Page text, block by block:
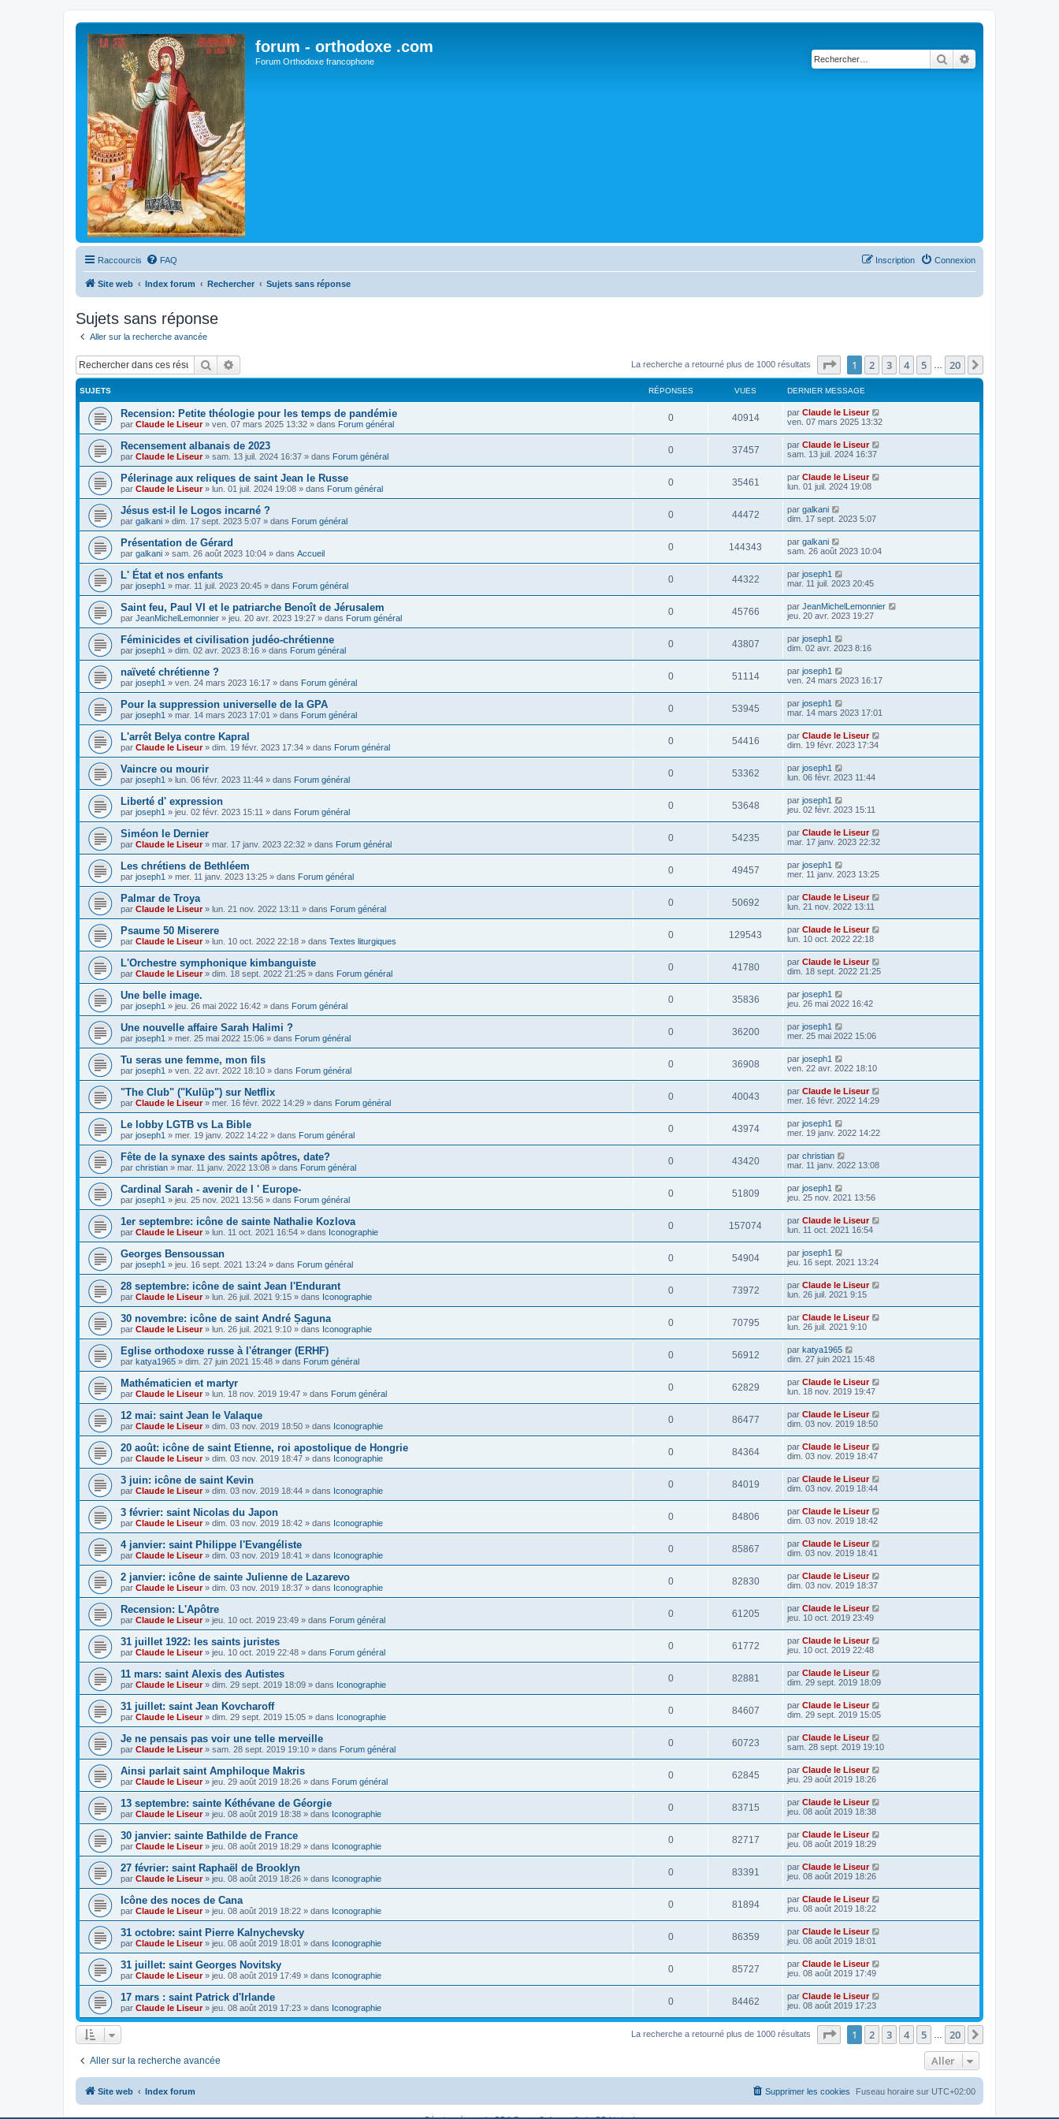
forum - orthodoxe .com
Forum Orthodoxe francophone Rechercher
Raccourcis FAQ Connexion
Inscription
Site web Index forum Rechercher Sujets sans réponse
Sujets sans réponse
Aller sur la recherche avancée
Rechercher La recherche a retourné plus de 1000 résultats Page sur20
1 2 3 4 5 20
SUJETS RÉPONSES VUES DERNIER MESSAGE
Recension: Petite théologie pour les temps de pandémie
par Claude le Liseur» ven. 07 mars 2025 13:32 » dans Forum général
0 40914 par Claude le Liseur
ven. 07 mars 2025 13:32
Recensement albanais de 2023
par Claude le Liseur» sam. 13 juil. 2024 16:37 » dans Forum général
0 37457 par Claude le Liseur
sam. 13 juil. 2024 16:37
Pélerinage aux reliques de saint Jean le Russe
par Claude le Liseur» lun. 01 juil. 2024 19:08 » dans Forum général
0 35461 par Claude le Liseur
lun. 01 juil. 2024 19:08
Jésus est-il le Logos incarné ?
par galkani » dim. 17 sept. 2023 5:07 » dans Forum général
0 44472 par galkani
dim. 17 sept. 2023 5:07
Présentation de Gérard
par galkani » sam. 26 août 2023 10:04 » dans Accueil
0 144343 par galkani
sam. 26 août 2023 10:04
L' État et nos enfants
par joseph1 » mar. 11 juil. 2023 20:45 » dans Forum général
0 44322 par joseph1
mar. 11 juil. 2023 20:45
Saint feu, Paul VI et le patriarche Benoît de Jérusalem
par JeanMichelLemonnier » jeu. 20 avr. 2023 19:27 » dans Forum général
0 45766 par JeanMichelLemonnier
jeu. 20 avr. 2023 19:27
Féminicides et civilisation judéo-chrétienne
par joseph1 » dim. 02 avr. 2023 8:16 » dans Forum général
0 43807 par joseph1
dim. 02 avr. 2023 8:16
naïveté chrétienne ?
par joseph1 » ven. 24 mars 2023 16:17 » dans Forum général
0 51114 par joseph1
ven. 24 mars 2023 16:17
Pour la suppression universelle de la GPA
par joseph1 » mar. 14 mars 2023 17:01 » dans Forum général
0 53945 par joseph1
mar. 14 mars 2023 17:01
L'arrêt Belya contre Kapral
par Claude le Liseur» dim. 19 févr. 2023 17:34 » dans Forum général
0 54416 par Claude le Liseur
dim. 19 févr. 2023 17:34
Vaincre ou mourir
par joseph1 » lun. 06 févr. 2023 11:44 » dans Forum général
0 53362 par joseph1
lun. 06 févr. 2023 11:44
Liberté d' expression
par joseph1 » jeu. 02 févr. 2023 15:11 » dans Forum général
0 53648 par joseph1
jeu. 02 févr. 2023 15:11
Siméon le Dernier
par Claude le Liseur» mar. 17 janv. 2023 22:32 » dans Forum général
0 54235 par Claude le Liseur
mar. 17 janv. 2023 22:32
Les chrétiens de Bethléem
par joseph1 » mer. 11 janv. 2023 13:25 » dans Forum général
0 49457 par joseph1
mer. 11 janv. 2023 13:25
Palmar de Troya
par Claude le Liseur» lun. 21 nov. 2022 13:11 » dans Forum général
0 50692 par Claude le Liseur
lun. 21 nov. 2022 13:11
Psaume 50 Miserere
par Claude le Liseur» lun. 10 oct. 2022 22:18 » dans Textes liturgiques
0 129543 par Claude le Liseur
lun. 10 oct. 2022 22:18
L'Orchestre symphonique kimbanguiste
par Claude le Liseur» dim. 18 sept. 2022 21:25 » dans Forum général
0 41780 par Claude le Liseur
dim. 18 sept. 2022 21:25
Une belle image.
par joseph1 » jeu. 26 mai 2022 16:42 » dans Forum général
0 35836 par joseph1
jeu. 26 mai 2022 16:42
Une nouvelle affaire Sarah Halimi ?
par joseph1 » mer. 25 mai 2022 15:06 » dans Forum général
0 36200 par joseph1
mer. 25 mai 2022 15:06
Tu seras une femme, mon fils
par joseph1 » ven. 22 avr. 2022 18:10 » dans Forum général
0 36908 par joseph1
ven. 22 avr. 2022 18:10
"The Club" ("Kulüp") sur Netflix
par Claude le Liseur» mer. 16 févr. 2022 14:29 » dans Forum général
0 40043 par Claude le Liseur
mer. 16 févr. 2022 14:29
Le lobby LGTB vs La Bible
par joseph1 » mer. 19 janv. 2022 14:22 » dans Forum général
0 43974 par joseph1
mer. 19 janv. 2022 14:22
Fête de la synaxe des saints apôtres, date?
par christian » mar. 11 janv. 2022 13:08 » dans Forum général
0 43420 par christian
mar. 11 janv. 2022 13:08
Cardinal Sarah - avenir de l ' Europe-
par joseph1 » jeu. 25 nov. 2021 13:56 » dans Forum général
0 51809 par joseph1
jeu. 25 nov. 2021 13:56
1er septembre: icône de sainte Nathalie Kozlova
par Claude le Liseur» lun. 11 oct. 2021 16:54 » dans Iconographie
0 157074 par Claude le Liseur
lun. 11 oct. 2021 16:54
Georges Bensoussan
par joseph1 » jeu. 16 sept. 2021 13:24 » dans Forum général
0 54904 par joseph1
jeu. 16 sept. 2021 13:24
28 septembre: icône de saint Jean l'Endurant
par Claude le Liseur» lun. 26 juil. 2021 9:15 » dans Iconographie
0 73972 par Claude le Liseur
lun. 26 juil. 2021 9:15
30 novembre: icône de saint André Șaguna
par Claude le Liseur» lun. 26 juil. 2021 9:10 » dans Iconographie
0 70795 par Claude le Liseur
lun. 26 juil. 2021 9:10
Eglise orthodoxe russe à l'étranger (ERHF)
par katya1965 » dim. 27 juin 2021 15:48 » dans Forum général
0 56912 par katya1965
dim. 27 juin 2021 15:48
Mathématicien et martyr
par Claude le Liseur» lun. 18 nov. 2019 19:47 » dans Forum général
0 62829 par Claude le Liseur
lun. 18 nov. 2019 19:47
12 mai: saint Jean le Valaque
par Claude le Liseur» dim. 03 nov. 2019 18:50 » dans Iconographie
0 86477 par Claude le Liseur
dim. 03 nov. 2019 18:50
20 août: icône de saint Etienne, roi apostolique de Hongrie
par Claude le Liseur» dim. 03 nov. 2019 18:47 » dans Iconographie
0 84364 par Claude le Liseur
dim. 03 nov. 2019 18:47
3 juin: icône de saint Kevin
par Claude le Liseur» dim. 03 nov. 2019 18:44 » dans Iconographie
0 84019 par Claude le Liseur
dim. 03 nov. 2019 18:44
3 février: saint Nicolas du Japon
par Claude le Liseur» dim. 03 nov. 2019 18:42 » dans Iconographie
0 84806 par Claude le Liseur
dim. 03 nov. 2019 18:42
4 janvier: saint Philippe l'Evangéliste
par Claude le Liseur» dim. 03 nov. 2019 18:41 » dans Iconographie
0 85867 par Claude le Liseur
dim. 03 nov. 2019 18:41
2 janvier: icône de sainte Julienne de Lazarevo
par Claude le Liseur» dim. 03 nov. 2019 18:37 » dans Iconographie
0 82830 par Claude le Liseur
dim. 03 nov. 2019 18:37
Recension: L'Apôtre
par Claude le Liseur» jeu. 10 oct. 2019 23:49 » dans Forum général
0 61205 par Claude le Liseur
jeu. 10 oct. 2019 23:49
31 juillet 1922: les saints juristes
par Claude le Liseur» jeu. 10 oct. 2019 22:48 » dans Forum général
0 61772 par Claude le Liseur
jeu. 10 oct. 2019 22:48
11 mars: saint Alexis des Autistes
par Claude le Liseur» dim. 29 sept. 2019 18:09 » dans Iconographie
0 82881 par Claude le Liseur
dim. 29 sept. 2019 18:09
31 juillet: saint Jean Kovcharoff
par Claude le Liseur» dim. 29 sept. 2019 15:05 » dans Iconographie
0 84607 par Claude le Liseur
dim. 29 sept. 2019 15:05
Je ne pensais pas voir une telle merveille
par Claude le Liseur» sam. 28 sept. 2019 19:10 » dans Forum général
0 60723 par Claude le Liseur
sam. 28 sept. 2019 19:10
Ainsi parlait saint Amphiloque Makris
par Claude le Liseur» jeu. 29 août 2019 18:26 » dans Forum général
0 62845 par Claude le Liseur
jeu. 29 août 2019 18:26
13 septembre: sainte Kéthévane de Géorgie
par Claude le Liseur» jeu. 08 août 2019 18:38 » dans Iconographie
0 83715 par Claude le Liseur
jeu. 08 août 2019 18:38
30 janvier: sainte Bathilde de France
par Claude le Liseur» jeu. 08 août 2019 18:29 » dans Iconographie
0 82717 par Claude le Liseur
jeu. 08 août 2019 18:29
27 février: saint Raphaël de Brooklyn
par Claude le Liseur» jeu. 08 août 2019 18:26 » dans Iconographie
0 83391 par Claude le Liseur
jeu. 08 août 2019 18:26
Icône des noces de Cana
par Claude le Liseur» jeu. 08 août 2019 18:22 » dans Iconographie
0 81894 par Claude le Liseur
jeu. 08 août 2019 18:22
31 octobre: saint Pierre Kalnychevsky
par Claude le Liseur» jeu. 08 août 2019 18:01 » dans Iconographie
0 86359 par Claude le Liseur
jeu. 08 août 2019 18:01
31 juillet: saint Georges Novitsky
par Claude le Liseur» jeu. 08 août 2019 17:49 » dans Iconographie
0 85727 par Claude le Liseur
jeu. 08 août 2019 17:49
17 mars : saint Patrick d'Irlande
par Claude le Liseur» jeu. 08 août 2019 17:23 » dans Iconographie
0 84462 par Claude le Liseur
jeu. 08 août 2019 17:23
La recherche a retourné plus de 1000 résultats Page sur20
1 2 3 4 5 20
Aller sur la recherche avancée Aller
Site web Index forum Fuseau horaire sur UTC+02:00
Supprimer les cookies